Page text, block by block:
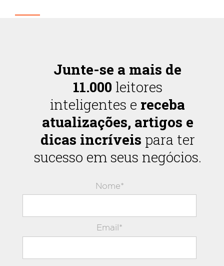
Junte-se a mais de
11.000 leitores
inteligentes e receba
atualizações, artigos e
dicas incríveis para ter
sucesso em seus negócios.
Nome*
Email*